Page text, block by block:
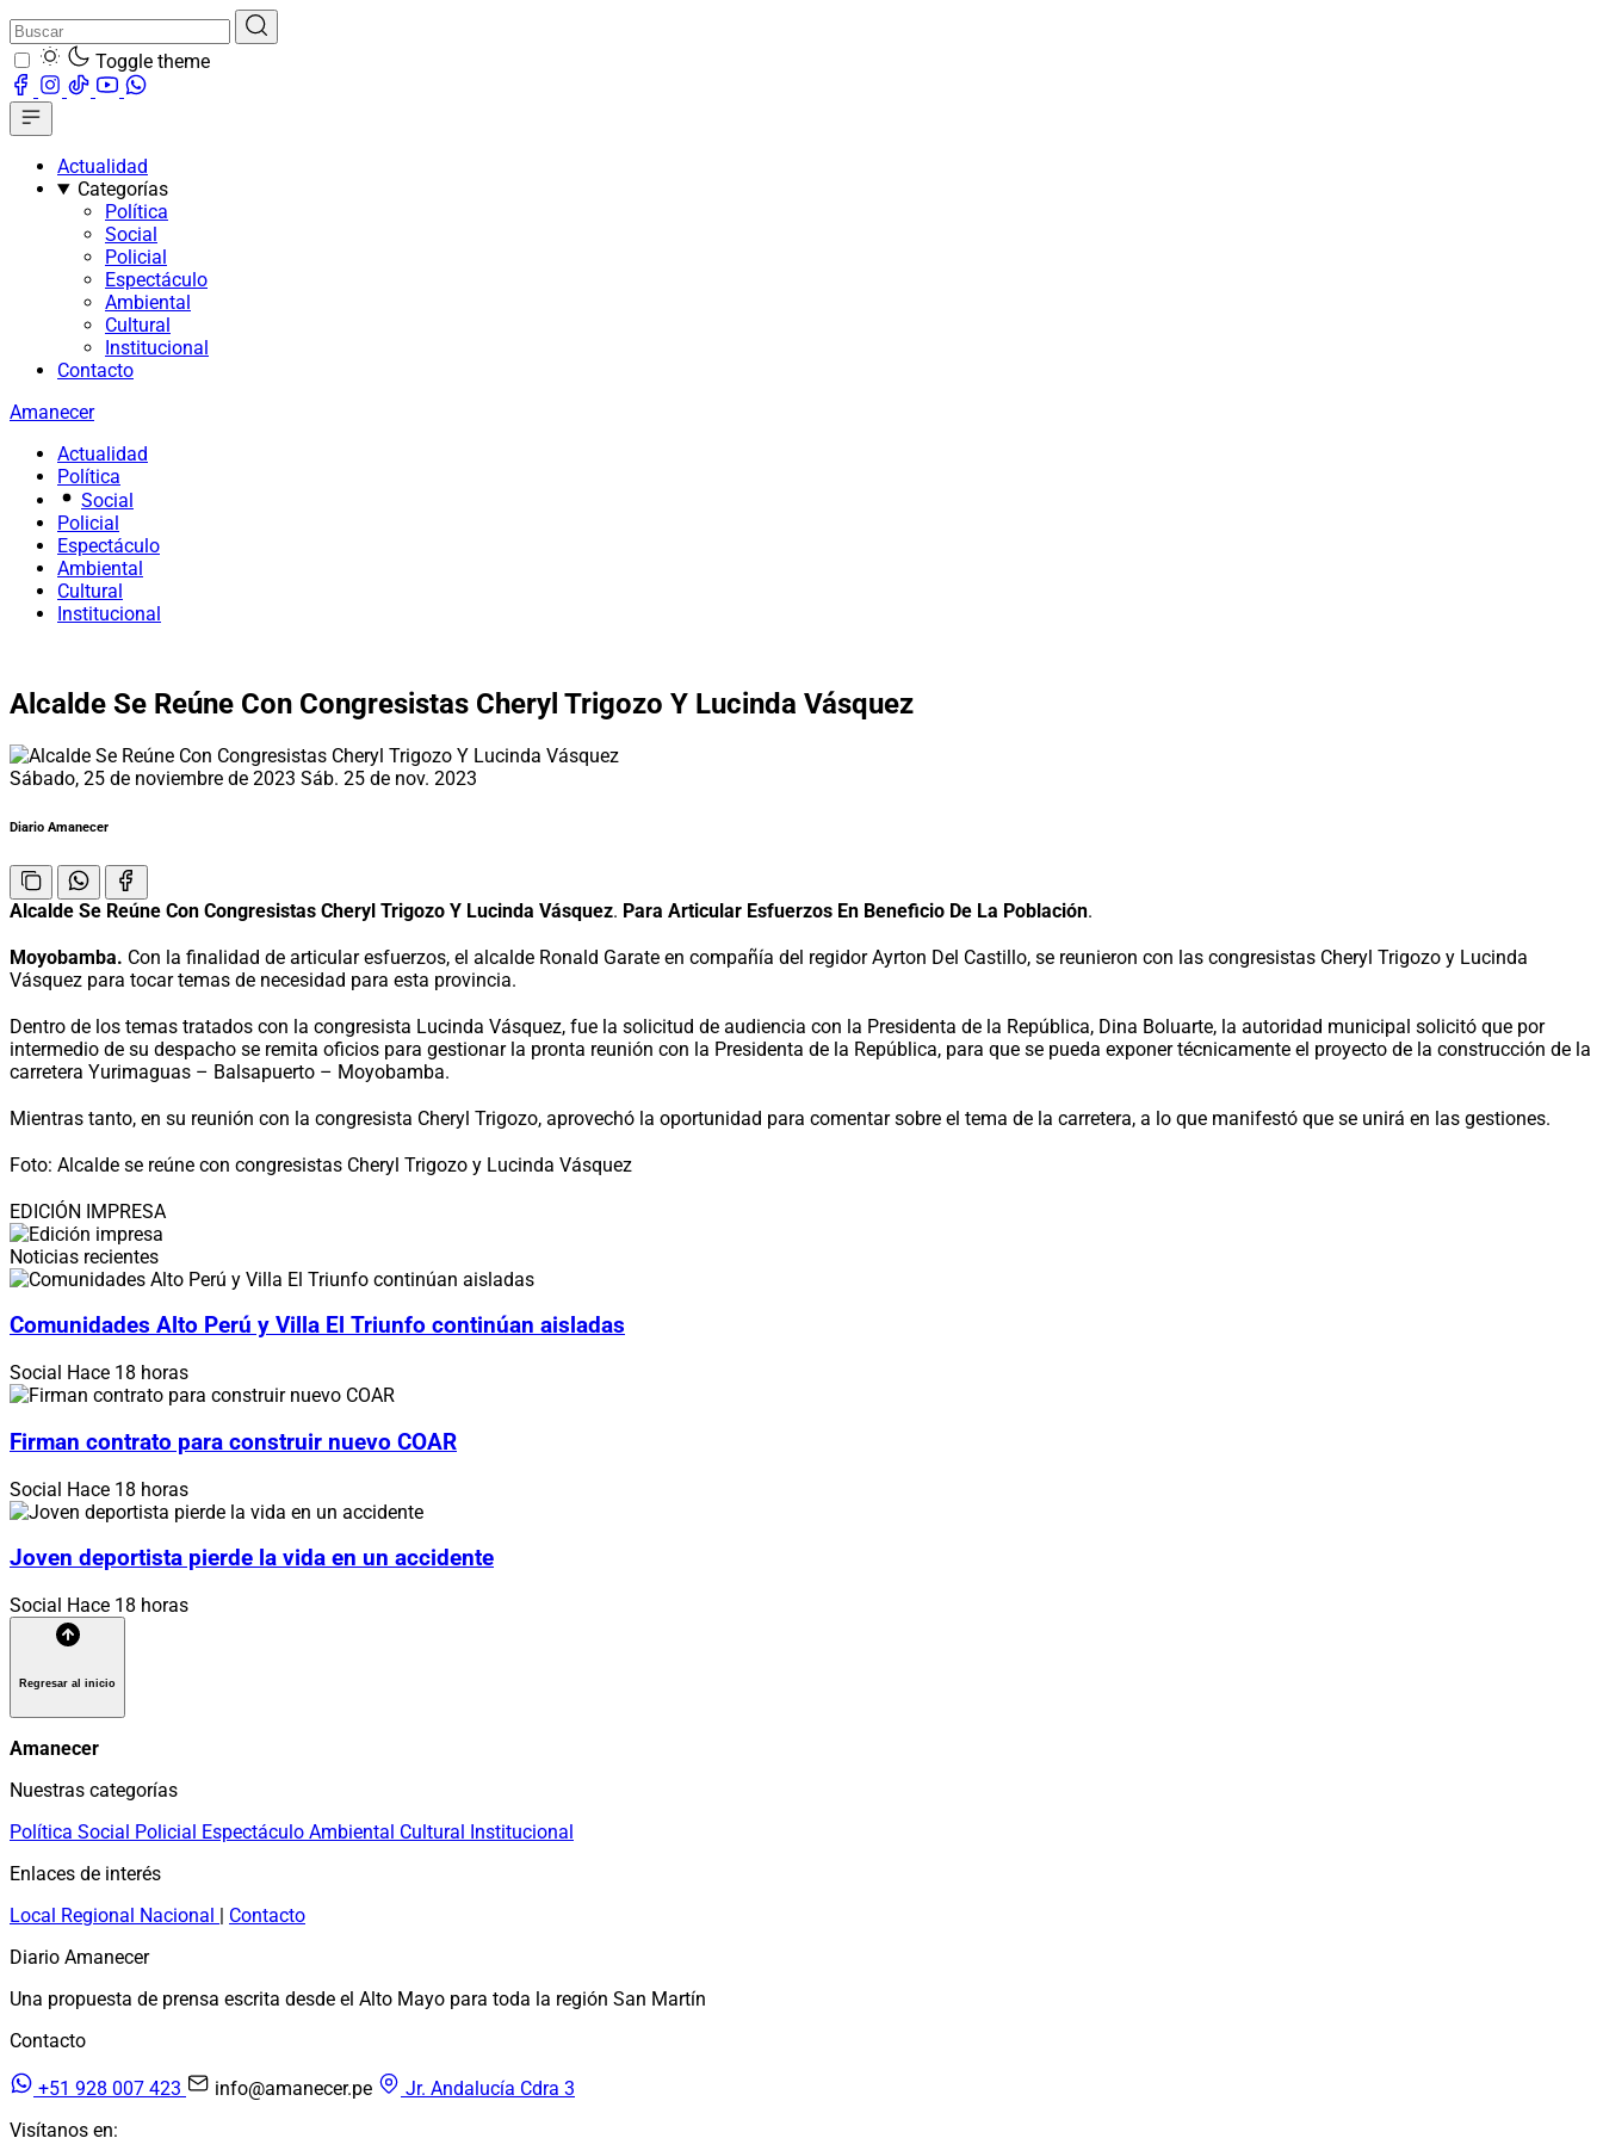
Toggle theme
Actualidad
Categorías
Política
Social
Policial
Espectáculo
Ambiental
Cultural
Institucional
Contacto
Amanecer
Actualidad
Política
Social
Policial
Espectáculo
Ambiental
Cultural
Institucional
Alcalde Se Reúne Con Congresistas Cheryl Trigozo Y Lucinda Vásquez
Sábado, 25 de noviembre de 2023 Sáb. 25 de nov. 2023
Diario Amanecer
Alcalde Se Reúne Con Congresistas Cheryl Trigozo Y Lucinda Vásquez. Para Articular Esfuerzos En Beneficio De La Población.
Moyobamba. Con la finalidad de articular esfuerzos, el alcalde Ronald Garate en compañía del regidor Ayrton Del Castillo, se reunieron con las congresistas Cheryl Trigozo y Lucinda
Vásquez para tocar temas de necesidad para esta provincia.
Dentro de los temas tratados con la congresista Lucinda Vásquez, fue la solicitud de audiencia con la Presidenta de la República, Dina Boluarte, la autoridad municipal solicitó que por
intermedio de su despacho se remita oficios para gestionar la pronta reunión con la Presidenta de la República, para que se pueda exponer técnicamente el proyecto de la construcción de la
carretera Yurimaguas – Balsapuerto – Moyobamba.
Mientras tanto, en su reunión con la congresista Cheryl Trigozo, aprovechó la oportunidad para comentar sobre el tema de la carretera, a lo que manifestó que se unirá en las gestiones.
Foto: Alcalde se reúne con congresistas Cheryl Trigozo y Lucinda Vásquez
EDICIÓN IMPRESA
Noticias recientes
Comunidades Alto Perú y Villa El Triunfo continúan aisladas
Social Hace 18 horas
Firman contrato para construir nuevo COAR
Social Hace 18 horas
Joven deportista pierde la vida en un accidente
Social Hace 18 horas
Regresar al inicio
Amanecer
Nuestras categorías
Política Social Policial Espectáculo Ambiental Cultural Institucional
Enlaces de interés
Local Regional Nacional | Contacto
Diario Amanecer
Una propuesta de prensa escrita desde el Alto Mayo para toda la región San Martín
Contacto
+51 928 007 423 info@amanecer.pe
Jr. Andalucía Cdra 3
Visítanos en: